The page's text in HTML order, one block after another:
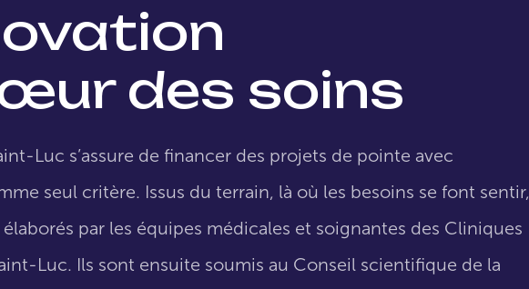
des soins
Luc s’assure de financer des projets de pointe avec
seul critère. Issus du terrain, là où les besoins se font sentir,
par les équipes médicales et soignantes des Cliniques
Luc. Ils sont ensuite soumis au Conseil scientifique de la